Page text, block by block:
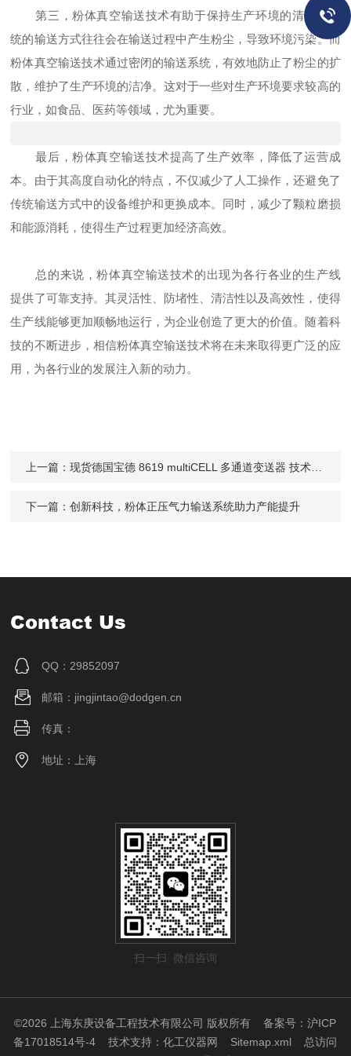
第三，粉体真空输送技术有助于保持生产环境的清洁。传
统的输送方式往往会在输送过程中产生粉尘，导致环境污染。而
粉体真空输送技术通过密闭的输送系统，有效地防止了粉尘的扩
散，维护了生产环境的洁净。这对于一些对生产环境要求较高的
行业，如食品、医药等领域，尤为重要。
最后，粉体真空输送技术提高了生产效率，降低了运营成
本。由于其高度自动化的特点，不仅减少了人工操作，还避免了
传统输送方式中的设备维护和更换成本。同时，减少了颗粒磨损
和能源消耗，使得生产过程更加经济高效。
总的来说，粉体真空输送技术的出现为各行各业的生产线
提供了可靠支持。其灵活性、防堵性、清洁性以及高效性，使得
生产线能够更加顺畅地运行，为企业创造了更大的价值。随着科
技的不断进步，相信粉体真空输送技术将在未来取得更广泛的应
用，为各行业的发展注入新的动力。
上一篇：现货德国宝德 8619 multiCELL 多通道变送器 技术支持选型
下一篇：创新科技，粉体正压气力输送系统助力产能提升
Contact Us
QQ：29852097
邮箱：jingjintao@dodgen.cn
传真：
地址：上海
扫一扫 微信咨询
©2026 上海东庚设备工程技术有限公司 版权所有备案号：沪ICP
备17018514号-4 技术支持：化工仪器网 Sitemap.xml 总访问